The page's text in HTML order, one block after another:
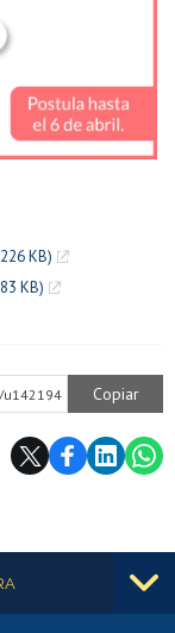
KB)
KB)
Copiar